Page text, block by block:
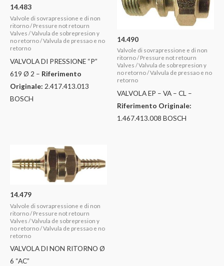
14.483
Valvole di sovrapressione e di non
ritorno / Pressure not retourn
Valves / Valvula de sobrepresion y
no retorno / Valvula de pressao e no
retorno
VALVOLA DI PRESSIONE “P”
619 Ø 2 – Riferimento
Originale: 2.417.413.013
BOSCH
14.490
Valvole di sovrapressione e di non
ritorno / Pressure not retourn
Valves / Valvula de sobrepresion y
no retorno / Valvula de pressao e no
retorno
VALVOLA EP – VA – CL –
Riferimento Originale:
1.467.413.008 BOSCH
14.479
Valvole di sovrapressione e di non
ritorno / Pressure not retourn
Valves / Valvula de sobrepresion y
no retorno / Valvula de pressao e no
retorno
VALVOLA DI NON RITORNO Ø
6 “AC”